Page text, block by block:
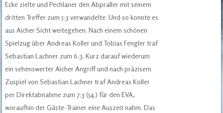
Ecke zielte und Pechlaner den Abpraller mit seinem
dritten Treffer zum 5:3 verwandelte. Und so konnte es
aus Aicher Sicht weitegehen. Nach einem schönen
Spielzug über Andreas Koller und Tobias Fengler traf
Sebastian Lachner zum 6:3. Kurz darauf wiederum
ein sehenswerter Aicher Angriff und nach präzisem
Zuspiel von Sebastian Lachner traf Andreas Koller
per Direktabnahme zum 7:3 (54.) für den EVA,
woraufhin der Gäste-Trainer eine Auszeit nahm. Das